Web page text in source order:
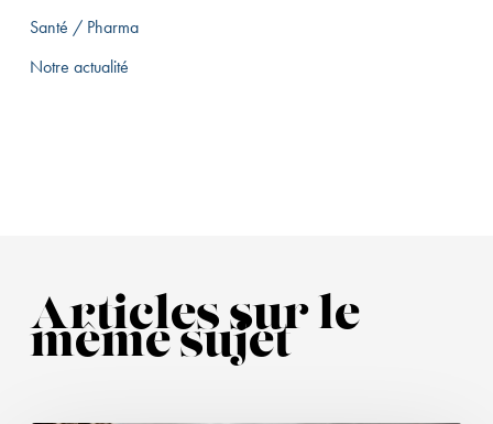
Santé / Pharma
Notre actualité
Articles sur le
même sujet